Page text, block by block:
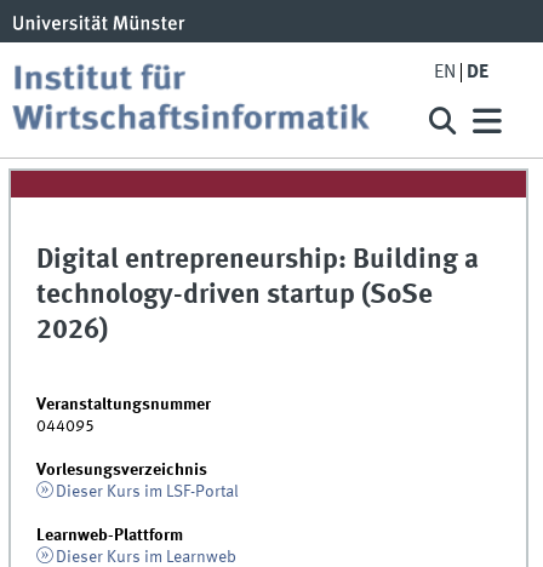
EN DE
Digital entrepreneurship: Building a
technology-driven startup (SoSe
2026)
Veranstaltungsnummer
044095
Vorlesungsverzeichnis
Dieser Kurs im LSF-Portal
Learnweb-Plattform
Dieser Kurs im Learnweb